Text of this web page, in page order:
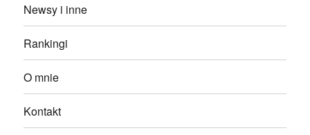
Newsy i inne
Rankingi
O mnie
Kontakt